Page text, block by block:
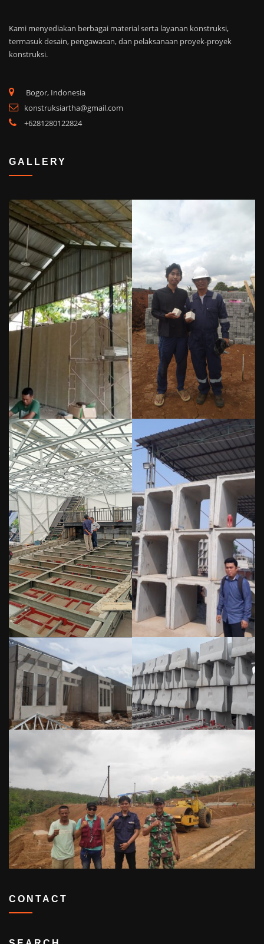
Kami menyediakan berbagai material serta layanan konstruksi,
termasuk desain, pengawasan, dan pelaksanaan proyek-proyek
konstruksi.
Bogor, Indonesia
konstruksiartha@gmail.com
+6281280122824
GALLERY
CONTACT